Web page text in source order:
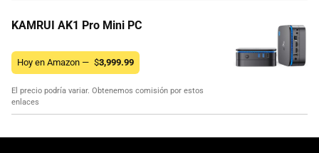
KAMRUI AK1 Pro Mini PC
Hoy en Amazon — $3,999.99
El precio podría variar. Obtenemos comisión por estos
enlaces